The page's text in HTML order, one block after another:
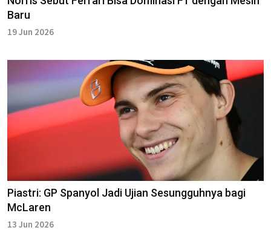
Baru
19 Jun 2026
Piastri: GP Spanyol Jadi Ujian Sesungguhnya bagi
McLaren
13 Jun 2026